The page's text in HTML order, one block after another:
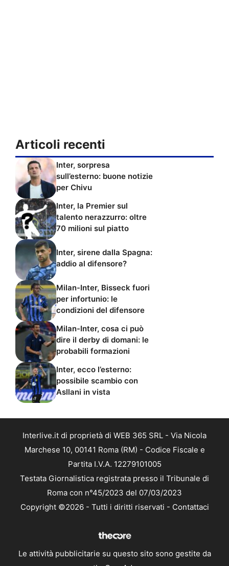
Articoli recenti
Inter, sorpresa
sull’esterno: buone notizie
per Chivu
Inter, la Premier sul
talento nerazzurro: oltre
70 milioni sul piatto
Inter, sirene dalla Spagna:
addio al difensore?
Milan-Inter, Bisseck fuori
per infortunio: le
condizioni del difensore
Milan-Inter, cosa ci può
dire il derby di domani: le
probabili formazioni
Inter, ecco l’esterno:
possibile scambio con
Asllani in vista
Interlive.it di proprietà di WEB 365 SRL - Via Nicola
Marchese 10, 00141 Roma (RM) - Codice Fiscale e
Partita I.V.A. 12279101005
Testata Giornalistica registrata presso il Tribunale di
Roma con n°45/2023 del 07/03/2023
Copyright ©2026 - Tutti i diritti riservati - Contattaci
Le attività pubblicitarie su questo sito sono gestite da